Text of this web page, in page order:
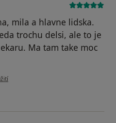
mila a hlavne lidska.
trochu delsi, ale to je
Ma tam take moc
Pacient